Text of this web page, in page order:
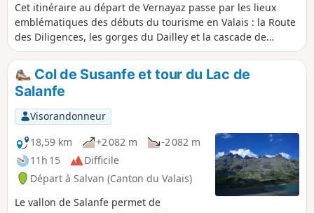
Cet itinéraire au départ de Vernayaz passe par les lieux
emblématiques des débuts du tourisme en Valais : la Route
des Diligences, les gorges du Dailley et la cascade de
Pissevache. Pour faire une boucle, on emprunte un joli
chemin en balcon sous la Dent du Salentin. Cela permet de
profiter du spectaculaire itinéraire des gorges du Dailley en
faisant une balade à la journée, et pas simplement un aller-
retour depuis le parking.
Col de Susanfe et tour du Lac de
Salanfe
Visorandonneur
18,59 km
+2 082 m
-2 082 m
11h 15
Difficile
Départ à Salvan (Canton du Valais)
Le vallon de Salanfe permet de